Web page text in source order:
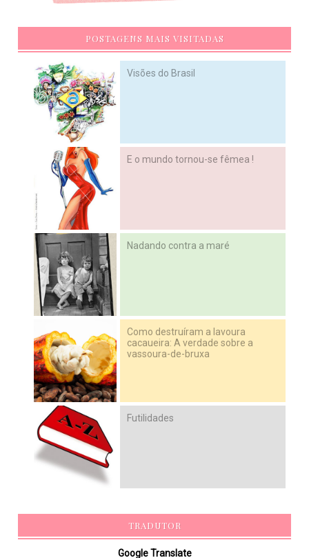
POSTAGENS MAIS VISITADAS
Visões do Brasil
E o mundo tornou-se fêmea !
Nadando contra a maré
Como destruíram a lavoura
cacaueira: A verdade sobre a
vassoura-de-bruxa
Futilidades
TRADUTOR
Google Translate